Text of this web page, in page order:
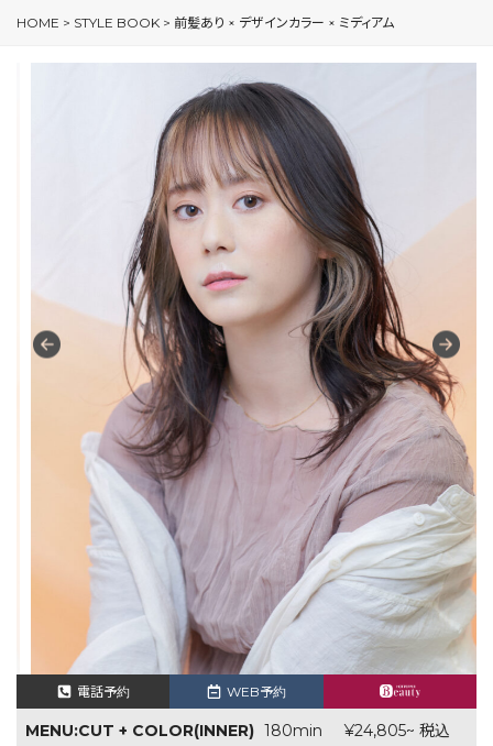
HOME > STYLE BOOK > 前髪あり × デザインカラー × ミディアム
電話予約 WEB予約
MENU:CUT + COLOR(INNER) 180min ¥24,805~ 税込